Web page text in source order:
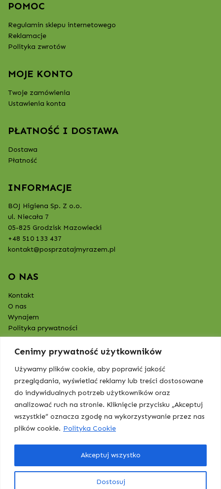
Cenimy prywatność użytkowników
Używamy plików cookie, aby poprawić jakość
przeglądania, wyświetlać reklamy lub treści dostosowane
do indywidualnych potrzeb użytkowników oraz
analizować ruch na stronie. Kliknięcie przycisku „Akceptuj
wszystkie” oznacza zgodę na wykorzystywanie przez nas
plików cookie. Polityka Cookie
Dostosuj
Akceptuj wszystko
POMOC
Regulamin sklepu internetowego
Reklamacje
Polityka zwrotów
MOJE KONTO
Twoje zamówienia
Ustawienia konta
PŁATNOŚĆ I DOSTAWA
Dostawa
Płatność
INFORMACJE
BOJ Higiena Sp. Z o.o.
ul. Niecała 7
05-825 Grodzisk Mazowiecki
+48 510 133 437
kontakt@posprzatajmyrazem.pl
O NAS
Kontakt
O nas
Wynajem
Polityka prywatności
BOJ Higiena | Posprzątajmy razem
Wszelkie prawa zastrzeżone